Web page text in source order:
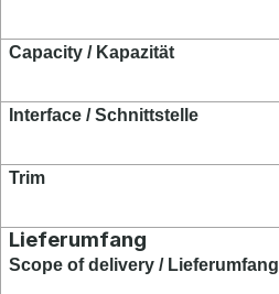
Capacity / Kapazität
Interface / Schnittstelle
Trim
Lieferumfang
Scope of delivery / Lieferumfang